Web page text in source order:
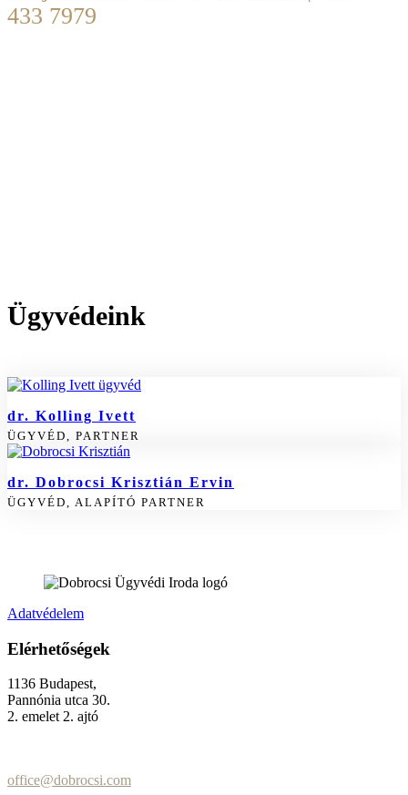
433 7979
Ügyvédeink
dr. Kolling Ivett
ÜGYVÉD, PARTNER
dr. Dobrocsi Krisztián Ervin
ÜGYVÉD, ALAPÍTÓ PARTNER
Adatvédelem
Elérhetőségek
1136 Budapest,
Pannónia utca 30.
2. emelet 2. ajtó
office@dobrocsi.com